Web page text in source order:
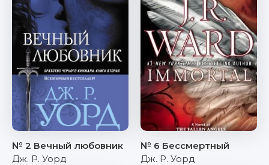
№ 2 Вечный любовник
Дж. Р. Уорд
№ 6 Бессмертный
Дж. Р. Уорд